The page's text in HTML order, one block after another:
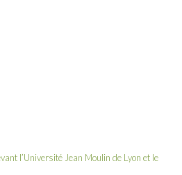
l’Université Jean Moulin de Lyon et le